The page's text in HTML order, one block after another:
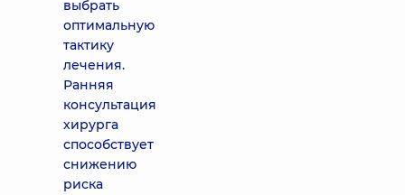
выбрать
оптимальную
тактику
лечения.
Ранняя
консультация
хирурга
способствует
снижению
риска